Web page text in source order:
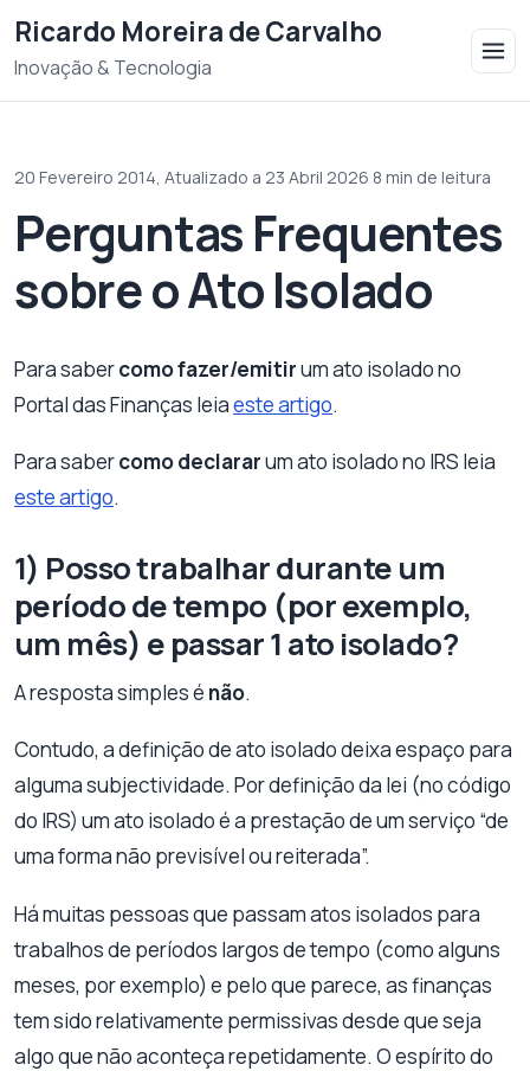
Ricardo Moreira de Carvalho
Inovação & Tecnologia
20 Fevereiro 2014, Atualizado a 23 Abril 2026 8 min de leitura
Perguntas Frequentes
sobre o Ato Isolado
Para sabercomo fazer/emitirum ato isolado no
Portal das Finanças leiaeste artigo.
Para sabercomo declararum ato isolado no IRS leia
este artigo.
1) Posso trabalhar durante um
período de tempo (por exemplo,
um mês) e passar 1 ato isolado?
A resposta simples é não.
Contudo, a definição de ato isolado deixa espaço para
alguma subjectividade. Por definição da lei (no código
do IRS) um ato isolado é a prestação de um serviço “de
uma forma não previsível ou reiterada”.
Há muitas pessoas que passam atos isolados para
trabalhos de períodos largos de tempo (como alguns
meses, por exemplo) e pelo que parece, as finanças
tem sido relativamente permissivas desde que seja
algo que não aconteça repetidamente. O espírito do